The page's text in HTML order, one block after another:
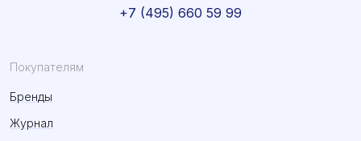
Покупателям
Бренды
Журнал
+7 (495) 660 59 99